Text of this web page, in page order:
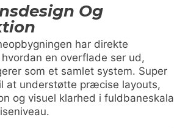
Og
har direkte
en overflade ser ud,
som et samlet system. Super
at understøtte præcise layouts,
og visuel klarhed i fuldbaneskala